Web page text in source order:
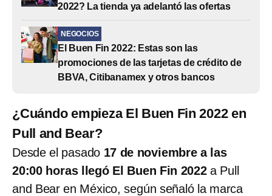
2022? La tienda ya adelantó las ofertas
NEGOCIOS
El Buen Fin 2022: Estas son las
promociones de las tarjetas de crédito de
BBVA, Citibanamex y otros bancos
¿Cuándo empieza El Buen Fin 2022 en
Pull and Bear?
Desde el pasado 17 de noviembre a las
20:00 horas llegó El Buen Fin 2022a Pull
and Bear en México, según señaló la marca